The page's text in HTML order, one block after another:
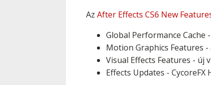
Az After Effects CS6 New
Global Performance
Motion Graphics Features
Visual Effects Features - új
Effects Updates -